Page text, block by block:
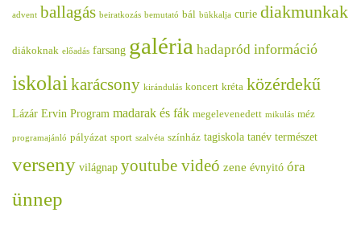
advent ballagás beiratkozás bemutató bál bükkalja curie diakmunkak
diákoknak előadás farsang galéria hadapród információ
iskolaikarácsony kirándulás koncert kréta közérdekű
Lázár Ervin Program madarak és fák megelevenedett mikulás méz
programajánló pályázat sport szalvéta színház tagiskola tanév természet
verseny világnap youtube videó zene évnyitó óra
ünnep